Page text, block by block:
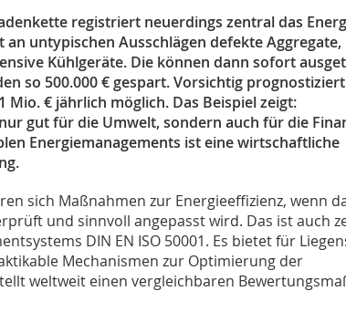
registriert neuerdings zentral das
an untypischen Ausschlägen defekte Aggregate,
Kühlgeräte. Die können dann sofort
so 500.000 € gespart. Vorsichtig
Mio. € jährlich möglich. Das Beispiel zeigt:
gut für die Umwelt, sondern auch für die
Energiemanagements ist eine wirtschaftliche
sich Maßnahmen zur Energieeffizienz, wenn
und sinnvoll angepasst wird. Das ist auch
DIN EN ISO 50001. Es bietet für
Mechanismen zur Optimierung der
weltweit einen vergleichbaren